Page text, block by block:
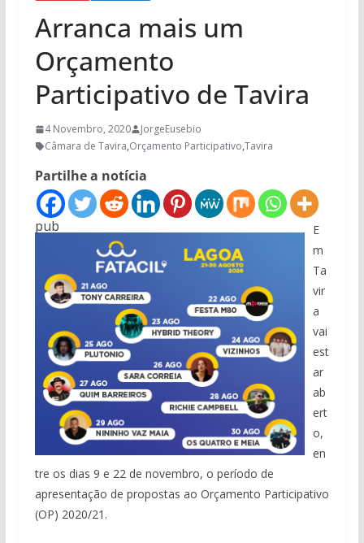
Arranca mais um
Orçamento
Participativo de Tavira
4 Novembro, 2020
JorgeEusebio
Câmara de Tavira,Orçamento Participativo,Tavira
Partilhe a notícia
pub
E
m
Ta
vir
a
vai
est
ar
ab
ert
o,
en
tre os dias 9 e 22 de novembro, o período de
apresentação de propostas ao Orçamento Participativo
(OP) 2020/21.